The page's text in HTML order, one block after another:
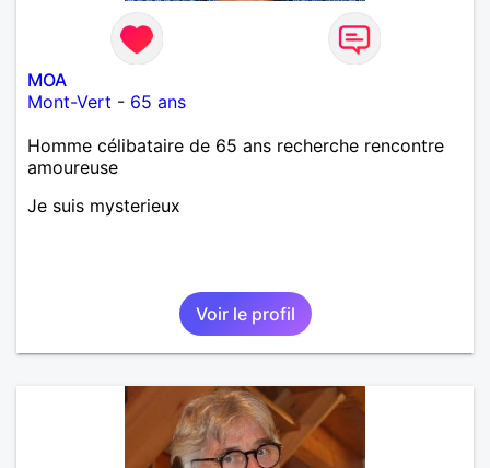
MOA
Mont-Vert - 65 ans
Homme célibataire de 65 ans recherche rencontre
amoureuse
Je suis mysterieux
Voir le profil